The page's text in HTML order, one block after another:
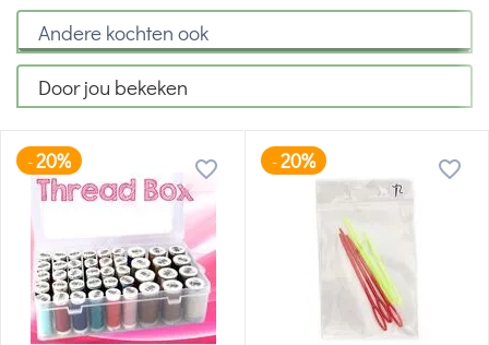
Andere kochten ook
Door jou bekeken
-20% -20%